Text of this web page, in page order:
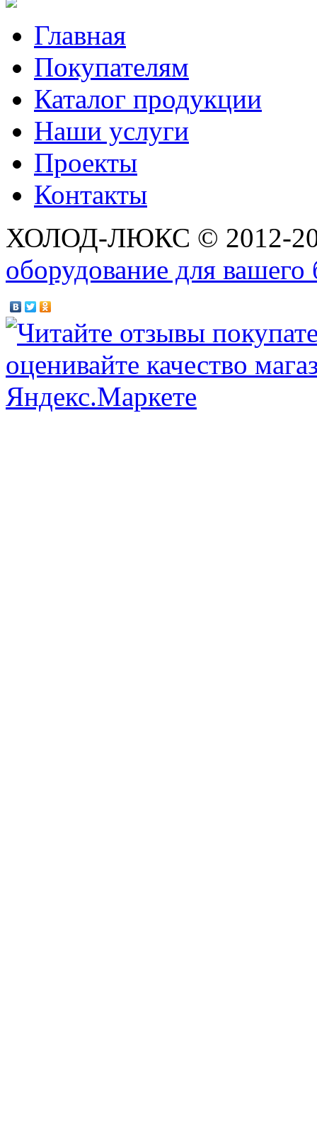
Главная
Покупателям
Каталог продукции
Наши услуги
Проекты
Контакты
ХОЛОД-ЛЮКС © 2012-
оборудование для вашего